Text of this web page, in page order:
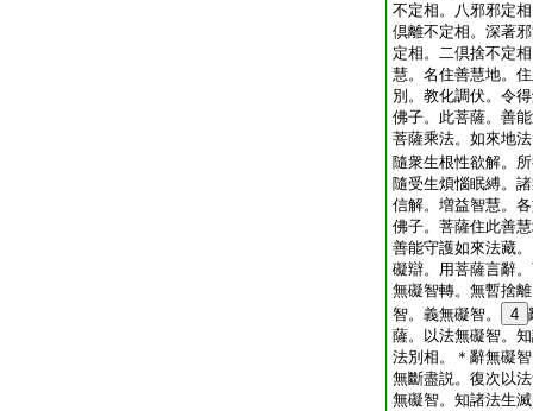
不定相。八邪邪定
倶離不定相。深著
定相。二倶捨不定
慧。名住善慧地。
別。教化調伏。令
佛子。此菩薩。善
菩薩乘法。如來地
隨衆生根性欲解。
隨受生煩惱眠縛。
信解。増益智慧。
佛子。菩薩住此善
善能守護如來法藏
礙辯。用菩薩言辭
無礙智轉。無暫捨
智。義無礙智。
4
薩。以法無礙智。
法別相。＊辭無礙
無斷盡説。復次以
無礙智。知諸法生